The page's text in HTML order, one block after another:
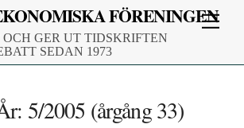
FÖRENINGEN
GER UT TIDSKRIFTEN
SEDAN 1973
5/2005 (årgång 33)